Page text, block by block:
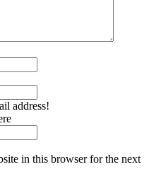
address!
in this browser for the next